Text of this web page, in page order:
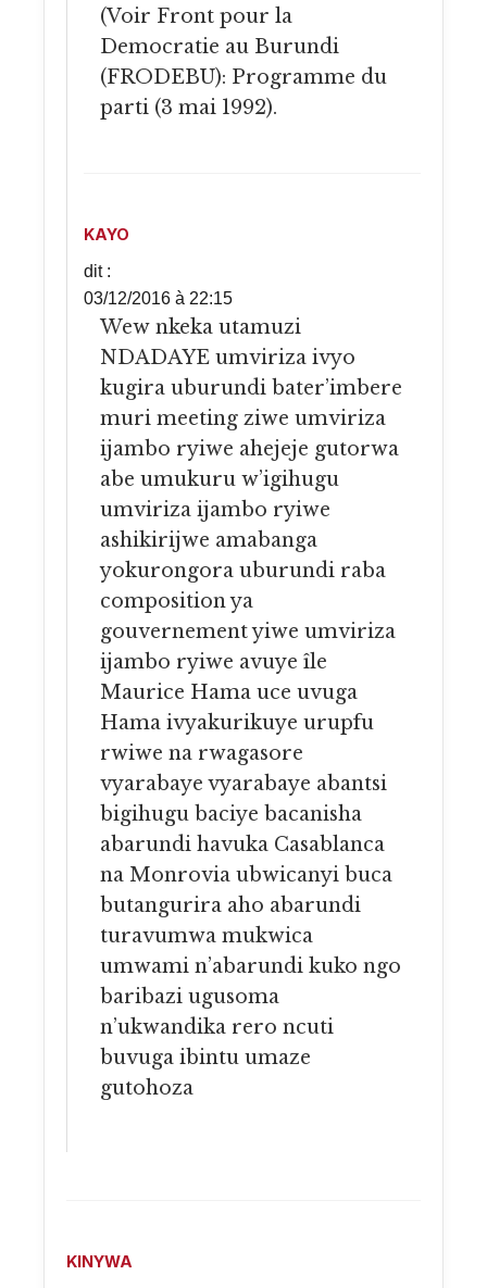
(Voir Front pour la
Democratie au Burundi
(FRODEBU): Programme du
parti (3 mai 1992).
KAYO
dit :
03/12/2016 à 22:15
Wew nkeka utamuzi
NDADAYE umviriza ivyo
kugira uburundi bater’imbere
muri meeting ziwe umviriza
ijambo ryiwe ahejeje gutorwa
abe umukuru w’igihugu
umviriza ijambo ryiwe
ashikirijwe amabanga
yokurongora uburundi raba
composition ya
gouvernement yiwe umviriza
ijambo ryiwe avuye île
Maurice Hama uce uvuga
Hama ivyakurikuye urupfu
rwiwe na rwagasore
vyarabaye vyarabaye abantsi
bigihugu baciye bacanisha
abarundi havuka Casablanca
na Monrovia ubwicanyi buca
butangurira aho abarundi
turavumwa mukwica
umwami n’abarundi kuko ngo
baribazi ugusoma
n’ukwandika rero ncuti
buvuga ibintu umaze
gutohoza
KINYWA